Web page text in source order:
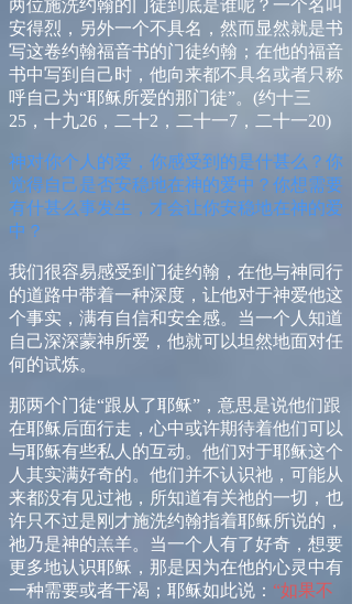
两位施洗约翰的门徒到底是谁呢？一个名叫
安得烈，另外一个不具名，然而显然就是书
写这卷约翰福音书的门徒约翰；在他的福音
书中写到自己时，他向来都不具名或者只称
呼自己为“耶稣所爱的那门徒”。 (约十三
25 ，十九26 ，二十2 ，二十一7 ，二十一20)
神对你个人的爱，你感受到的是什甚么？你
觉得自己是否安稳地在神的爱中？你想需要
有什甚么事发生，才会让你安稳地在神的爱
中？
我们很容易感受到门徒约翰，在他与神同行
的道路中带着一种深度，让他对于神爱他这
个事实，满有自信和安全感。当一个人知道
自己深深蒙神所爱，他就可以坦然地面对任
何的试炼。
那两个门徒“跟从了耶稣”，意思是说他们跟
在耶稣后面行走，心中或许期待着他们可以
与耶稣有些私人的互动。他们对于耶稣这个
人其实满好奇的。他们并不认识祂，可能从
来都没有见过祂，所知道有关祂的一切，也
许只不过是刚才施洗约翰指着耶稣所说的，
祂乃是神的羔羊。当一个人有了好奇，想要
更多地认识耶稣，那是因为在他的心灵中有
一种需要或者干渴；耶稣如此说： “如果不